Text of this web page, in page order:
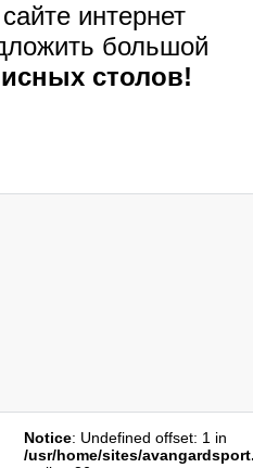
интернет
большой
столов!
Notice: Undefined offset: 1 in
/usr/home/sites/